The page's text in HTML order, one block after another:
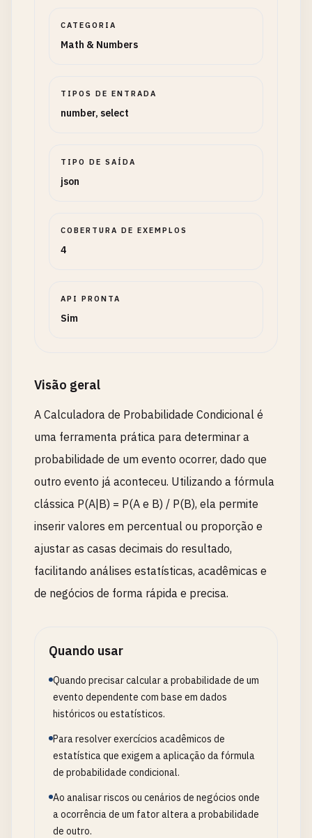
CATEGORIA
Math & Numbers
TIPOS DE ENTRADA
number, select
TIPO DE SAÍDA
json
COBERTURA DE EXEMPLOS
4
API PRONTA
Sim
Visão geral
A Calculadora de Probabilidade Condicional é
uma ferramenta prática para determinar a
probabilidade de um evento ocorrer, dado que
outro evento já aconteceu. Utilizando a fórmula
clássica P(A|B) = P(A e B) / P(B), ela permite
inserir valores em percentual ou proporção e
ajustar as casas decimais do resultado,
facilitando análises estatísticas, acadêmicas e
de negócios de forma rápida e precisa.
Quando usar
Quando precisar calcular a probabilidade de um
evento dependente com base em dados
históricos ou estatísticos.
Para resolver exercícios acadêmicos de
estatística que exigem a aplicação da fórmula
de probabilidade condicional.
Ao analisar riscos ou cenários de negócios onde
a ocorrência de um fator altera a probabilidade
de outro.